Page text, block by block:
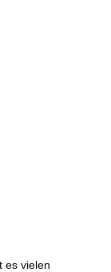
es vielen